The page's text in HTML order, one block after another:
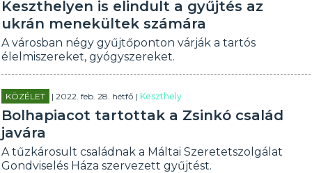
Keszthelyen is elindult a gyűjtés az
ukrán menekültek számára
A városban négy gyűjtőponton várják a tartós
élelmiszereket, gyógyszereket.
KÖZÉLET | 2022. feb. 28. hétfő |Keszthely
Bolhapiacot tartottak a Zsinkó család
javára
A tűzkárosult családnak a Máltai Szeretetszolgálat
Gondviselés Háza szervezett gyűjtést.